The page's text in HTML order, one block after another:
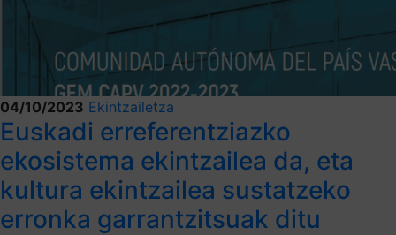
04/10/2023 Ekintzailetza
Euskadi erreferentziazko
ekosistema ekintzailea da, eta
kultura ekintzailea sustatzeko
erronka garrantzitsuak ditu